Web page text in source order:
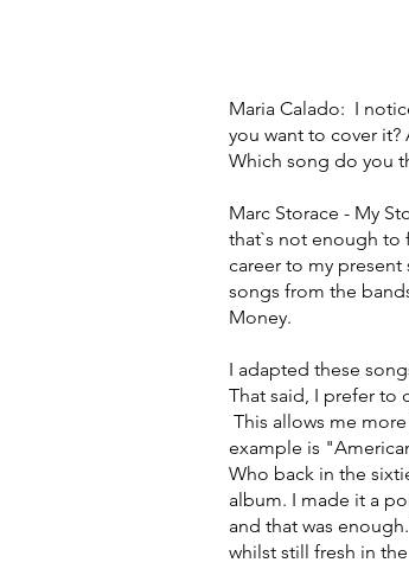
Maria Calado: I
you want to cover
Which song do you
Marc Storace - My
that`s not enough to
career to my
songs from the
Money.
I adapted these
That said, I prefer to
This allows me
example is
Who back in the
album. I made it a
and that was
whilst still fresh in